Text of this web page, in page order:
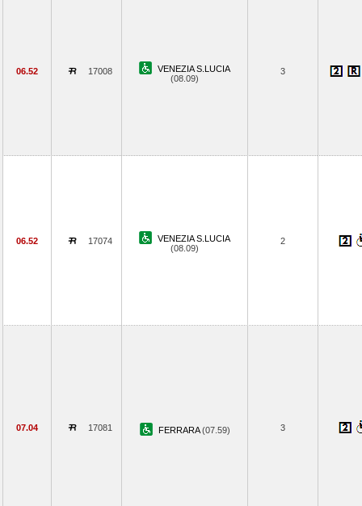
06.52 17008
VENEZIA S.LUCIA
(08.09)
3
06.52 17074
VENEZIA S.LUCIA
(08.09)
2
07.04 17081 FERRARA(07.59) 3